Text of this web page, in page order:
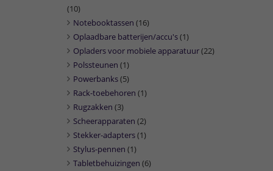
(10)
Notebooktassen (16)
Oplaadbare batterijen/accu's(1)
Opladers voor mobiele apparatuur(22)
Polssteunen (1)
Powerbanks(5)
Rack-toebehoren (1)
Rugzakken (3)
Scheerapparaten (2)
Stekker-adapters(1)
Stylus-pennen (1)
Tabletbehuizingen (6)